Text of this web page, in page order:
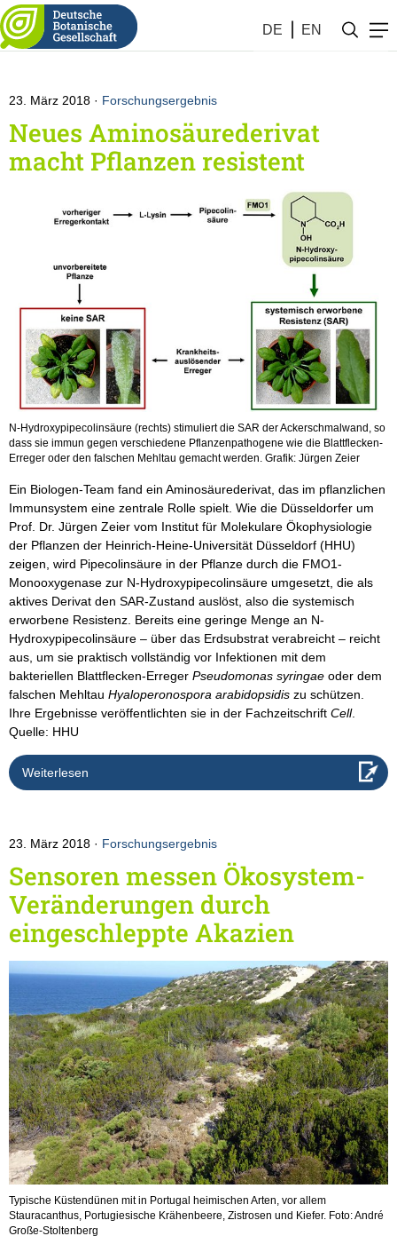
DE EN
Botanik #12 (2018)
23. März 2018 Forschungsergebnis
Neues Aminosäurederivat
macht Pflanzen resistent
N-Hydroxypipecolinsäure (rechts) stimuliert die SAR der Ackerschmalwand, so
dass sie immun gegen verschiedene Pflanzenpathogene wie die Blattflecken-
Erreger oder den falschen Mehltau gemacht werden. Grafik: Jürgen Zeier
Ein Biologen-Team fand ein Aminosäurederivat, das im pflanzlichen
Immunsystem eine zentrale Rolle spielt. Wie die Düsseldorfer um
Prof. Dr. Jürgen Zeier vom Institut für Molekulare Ökophysiologie
der Pflanzen der Heinrich-Heine-Universität Düsseldorf (HHU)
zeigen, wird Pipecolinsäure in der Pflanze durch die FMO1-
Monooxygenase zur N-Hydroxypipecolinsäure umgesetzt, die als
aktives Derivat den SAR-Zustand auslöst, also die systemisch
erworbene Resistenz. Bereits eine geringe Menge an N-
Hydroxypipecolinsäure – über das Erdsubstrat verabreicht – reicht
aus, um sie praktisch vollständig vor Infektionen mit dem
bakteriellen Blattflecken-Erreger Pseudomonas syringae oder dem
falschen Mehltau Hyaloperonospora arabidopsidis zu schützen.
Ihre Ergebnisse veröffentlichten sie in der Fachzeitschrift Cell.
Quelle: HHU
Weiterlesen
23. März 2018 Forschungsergebnis
Sensoren messen Ökosystem-
Veränderungen durch
eingeschleppte Akazien
Typische Küstendünen mit in Portugal heimischen Arten, vor allem
Stauracanthus, Portugiesische Krähenbeere, Zistrosen und Kiefer. Foto: André
Große-Stoltenberg